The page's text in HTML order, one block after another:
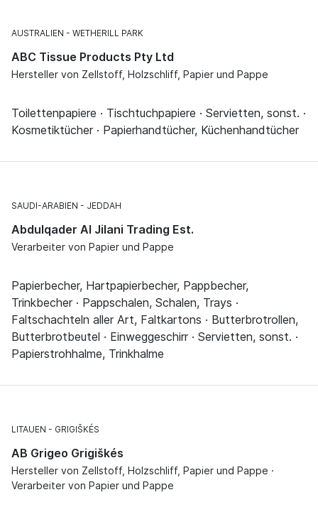
AUSTRALIEN WETHERILL PARK
ABC Tissue Products Pty Ltd
Hersteller von Zellstoff, Holzschliff, Papier und Pappe
Toilettenpapiere · Tischtuchpapiere · Servietten, sonst. ·
Kosmetiktücher · Papierhandtücher, Küchenhandtücher
SAUDI-ARABIEN JEDDAH
Abdulqader Al Jilani Trading Est.
Verarbeiter von Papier und Pappe
Papierbecher, Hartpapierbecher, Pappbecher,
Trinkbecher · Pappschalen, Schalen, Trays ·
Faltschachteln aller Art, Faltkartons · Butterbrotrollen,
Butterbrotbeutel · Einweggeschirr · Servietten, sonst. ·
Papierstrohhalme, Trinkhalme
LITAUEN GRIGIŠKÉS
AB Grigeo Grigiškés
Hersteller von Zellstoff, Holzschliff, Papier und Pappe ·
Verarbeiter von Papier und Pappe